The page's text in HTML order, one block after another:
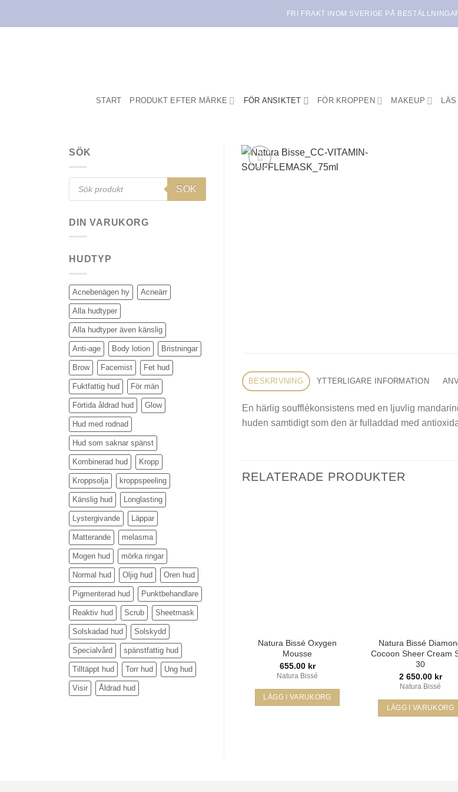
FRI FRAKT INOM SVERIGE PÅ
START PRODUKT EFTER MÄRKE FÖR ANSIKTET FÖR KROPPEN MAKEUP
SÖK
Products
search
SÖK
DIN VARUKORG
HUDTYP
Acnebenägen hy Acneärr
Alla hudtyper
Alla hudtyper även känslig
Anti-age Body lotion Bristningar
Brow Facemist Fet hud
Fuktfattig hud För män
Förtida åldrad hud Glow
Hud med rodnad
Hud som saknar spänst
Kombinerad hud Kropp
Kroppsolja kroppspeeling
Känslig hud Longlasting
Lystergivande Läppar
Matterande melasma
Mogen hud mörka ringar
Normal hud Oljig hud Oren hud
Pigmenterad hud Punktbehandlare
Reaktiv hud Scrub Sheetmask
Solskadad hud Solskydd
Specialvård spänstfattig hud
Tilltäppt hud Torr hud Ung hud
Visir Åldrad hud
BESKRIVNING YTTERLIGARE INFORMATION
En härlig soufflékonsistens med en ljuvlig
huden samtidigt som den är fulladdad med
RELATERADE PRODUKTER
Natura Bissé Oxygen
Mousse
655.00 kr
Natura Bissé
LÄGG I VARUKORG
Natura Bissé
Cocoon Sheer Cream
30
2 650.00 kr
Natura Bissé
LÄGG I VARUKORG